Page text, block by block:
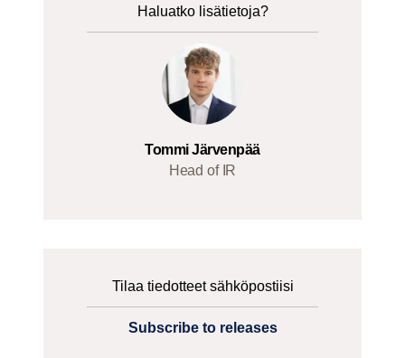
Haluatko lisätietoja?
Tommi Järvenpää
Head of IR
Tilaa tiedotteet sähköpostiisi
Subscribe to releases